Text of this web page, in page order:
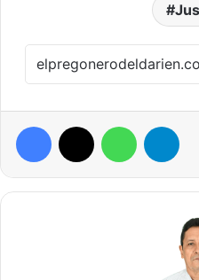
Facebook WhatsApp